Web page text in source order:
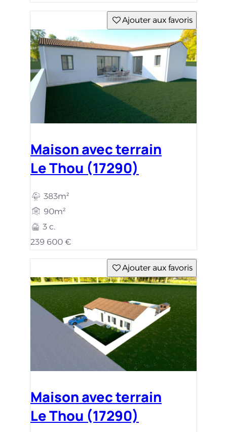
Ajouter aux favoris
Maison avec terrain
Le Thou (17290)
383m²
90m²
3 c.
239 600 €
Ajouter aux favoris
Maison avec terrain
Le Thou (17290)